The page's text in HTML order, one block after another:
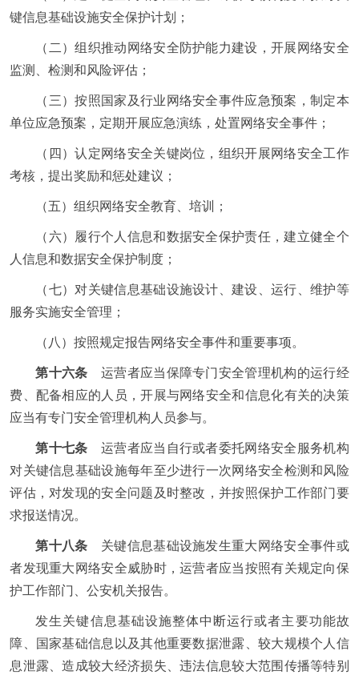
键信息基础设施安全保护计划；
（二）组织推动网络安全防护能力建设，开展网络安全
监测、检测和风险评估；
（三）按照国家及行业网络安全事件应急预案，制定本
单位应急预案，定期开展应急演练，处置网络安全事件；
（四）认定网络安全关键岗位，组织开展网络安全工作
考核，提出奖励和惩处建议；
（五）组织网络安全教育、培训；
（六）履行个人信息和数据安全保护责任，建立健全个
人信息和数据安全保护制度；
（七）对关键信息基础设施设计、建设、运行、维护等
服务实施安全管理；
（八）按照规定报告网络安全事件和重要事项。
第十六条 运营者应当保障专门安全管理机构的运行经
费、配备相应的人员，开展与网络安全和信息化有关的决策
应当有专门安全管理机构人员参与。
第十七条 运营者应当自行或者委托网络安全服务机构
对关键信息基础设施每年至少进行一次网络安全检测和风险
评估，对发现的安全问题及时整改，并按照保护工作部门要
求报送情况。
第十八条 关键信息基础设施发生重大网络安全事件或
者发现重大网络安全威胁时，运营者应当按照有关规定向保
护工作部门、公安机关报告。
发生关键信息基础设施整体中断运行或者主要功能故
障、国家基础信息以及其他重要数据泄露、较大规模个人信
息泄露、造成较大经济损失、违法信息较大范围传播等特别